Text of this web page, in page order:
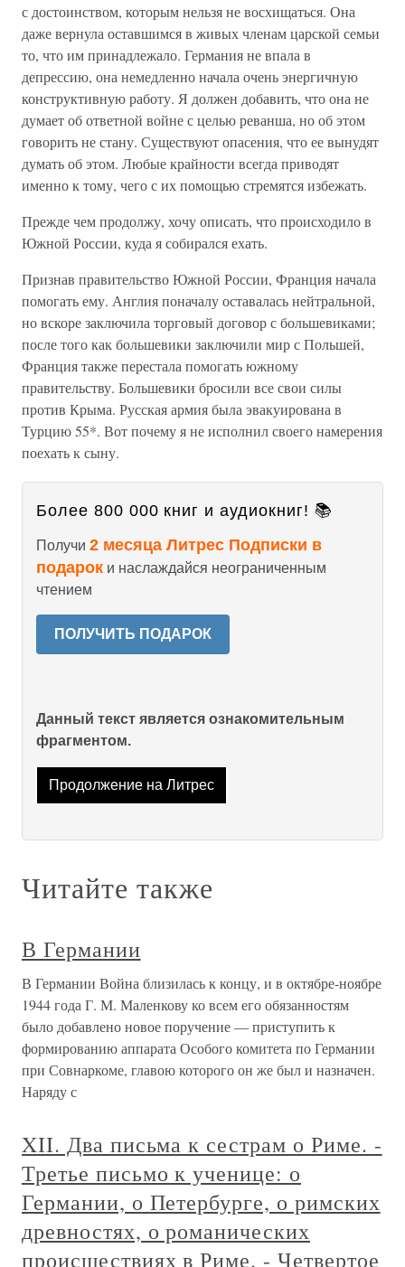
с достоинством, которым нельзя не восхищаться. Она
даже вернула оставшимся в живых членам царской семьи
то, что им принадлежало. Германия не впала в
депрессию, она немедленно начала очень энергичную
конструктивную работу. Я должен добавить, что она не
думает об ответной войне с целью реванша, но об этом
говорить не стану. Существуют опасения, что ее вынудят
думать об этом. Любые крайности всегда приводят
именно к тому, чего с их помощью стремятся избежать.
Прежде чем продолжу, хочу описать, что происходило в
Южной России, куда я собирался ехать.
Признав правительство Южной России, Франция начала
помогать ему. Англия поначалу оставалась нейтральной,
но вскоре заключила торговый договор с большевиками;
после того как большевики заключили мир с Польшей,
Франция также перестала помогать южному
правительству. Большевики бросили все свои силы
против Крыма. Русская армия была эвакуирована в
Турцию 55*. Вот почему я не исполнил своего намерения
поехать к сыну.
Более 800 000 книг и аудиокниг! 📚
Получи 2 месяца Литрес Подписки в
подарок и наслаждайся неограниченным
чтением
ПОЛУЧИТЬ ПОДАРОК
Данный текст является ознакомительным
фрагментом.
Продолжение на Литрес
Читайте также
В Германии
В Германии Война близилась к концу, и в октябре-ноябре
1944 года Г. М. Маленкову ко всем его обязанностям
было добавлено новое поручение — приступить к
формированию аппарата Особого комитета по Германии
при Совнаркоме, главою которого он же был и назначен.
Наряду с
XII. Два письма к сестрам о Риме. -
Третье письмо к ученице: о
Германии, о Петербурге, о римских
древностях, о романических
происшествиях в Риме. - Четвертое